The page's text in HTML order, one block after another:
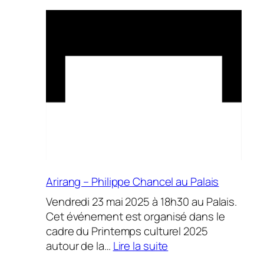
Arirang – Philippe Chancel au Palais
Vendredi 23 mai 2025 à 18h30 au Palais.
Cet événement est organisé dans le
cadre du Printemps culturel 2025
autour de la… Lire la suite